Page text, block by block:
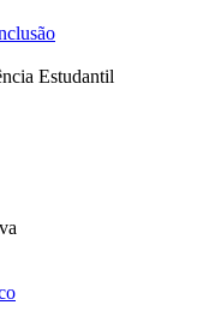
Estudantil